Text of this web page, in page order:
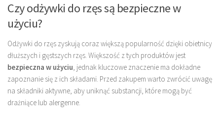
Czy odżywki do rzęs są bezpieczne w
użyciu?
Odżywki do rzęs zyskują coraz większą popularność dzięki obietnicy
dłuższych i gęstszych rzęs. Większość z tych produktów jest
bezpieczna w użyciu, jednak kluczowe znaczenie ma dokładne
zapoznanie się z ich składami. Przed zakupem warto zwrócić uwagę
na składniki aktywne, aby uniknąć substancji, które mogą być
drażniące lub alergenne.